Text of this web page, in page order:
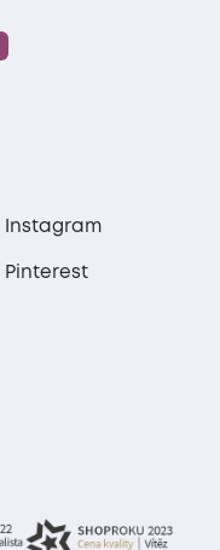
Instagram
Pinterest